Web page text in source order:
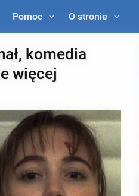
Pomoc O stronie
komedia
więcej